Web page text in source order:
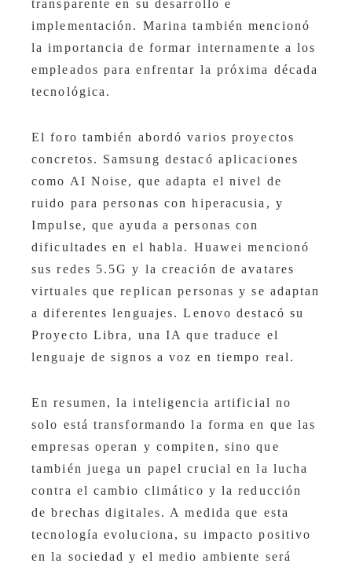
transparente en su desarrollo e
implementación. Marina también mencionó
la importancia de formar internamente a los
empleados para enfrentar la próxima década
tecnológica.
El foro también abordó varios proyectos
concretos. Samsung destacó aplicaciones
como AI Noise, que adapta el nivel de
ruido para personas con hiperacusia, y
Impulse, que ayuda a personas con
dificultades en el habla. Huawei mencionó
sus redes 5.5G y la creación de avatares
virtuales que replican personas y se adaptan
a diferentes lenguajes. Lenovo destacó su
Proyecto Libra, una IA que traduce el
lenguaje de signos a voz en tiempo real.
En resumen, la inteligencia artificial no
solo está transformando la forma en que las
empresas operan y compiten, sino que
también juega un papel crucial en la lucha
contra el cambio climático y la reducción
de brechas digitales. A medida que esta
tecnología evoluciona, su impacto positivo
en la sociedad y el medio ambiente será